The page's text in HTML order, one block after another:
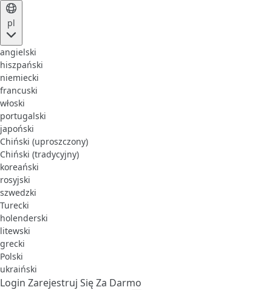
pl
angielski
hiszpański
niemiecki
francuski
włoski
portugalski
japoński
Chiński (uproszczony)
Chiński (tradycyjny)
koreański
rosyjski
szwedzki
Turecki
holenderski
litewski
grecki
Polski
ukraiński
Login Zarejestruj Się Za Darmo